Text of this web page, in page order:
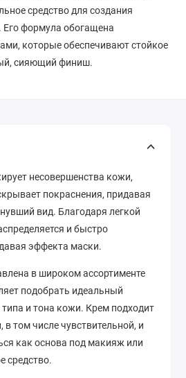
средство для создания
формула обогащена
которые обеспечивают стойкое
сияющий финиш.
несовершенства кожи,
покраснения, придавая
вид. Благодаря легкой
и быстро
эффекта маски.
в широком ассортименте
подобрать идеальный
и тона кожи. Крем подходит
в том числе чувствительной, и
как основа под макияж или
средство.